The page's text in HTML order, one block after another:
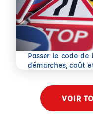
Passer le code
démarches, coût
En savoir plus
VOIR